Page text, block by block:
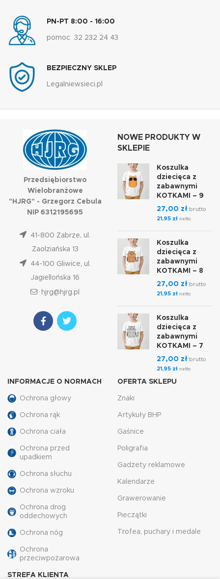
PN-PT 8:00 - 16:00
pomoc 32 232 24 43
BEZPIECZNY SKLEP
Legalniewsieci.pl
Przedsiębiorstwo
Wielobranżowe
"HJRG" - Grzegorz Cebula
NIP 6312195695
41-800 Zabrze, ul.
Zaolziańska 13
44-100 Gliwice, ul.
Jagiellońska 16
hjrg@hjrg.pl
NOWE PRODUKTY W
SKLEPIE
Koszulka
dziecięca z
zabawnymi
KOTKAMI – 9
27,00 zł brutto
21,95 zł netto
Koszulka
dziecięca z
zabawnymi
KOTKAMI – 8
27,00 zł brutto
21,95 zł netto
Koszulka
dziecięca z
zabawnymi
KOTKAMI – 7
27,00 zł brutto
21,95 zł netto
INFORMACJE O NORMACH
Ochrona głowy
Ochrona rąk
Ochrona ciała
Ochrona przed
upadkiem
Ochrona słuchu
Ochrona wzroku
Ochrona drog
oddechowych
Ochrona nóg
Ochrona
przeciwpożarowa
OFERTA SKLEPU
Znaki
Artykuły BHP
Gaśnice
Poligrafia
Gadżety reklamowe
Kalendarze
Grawerowanie
Pieczątki
Trofea, puchary i medale
STREFA KLIENTA